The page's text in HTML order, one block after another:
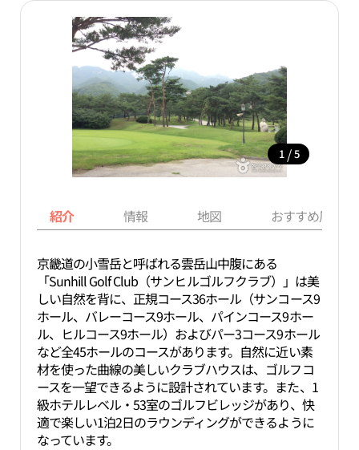
1 / 5
紹介 情報 地図 おすすめ周辺
京畿道の小雪岳と呼ばれる雲岳山中腹にある
「Sunhill Golf Club（サンヒルゴルフクラブ）」は美
しい自然を背に、正規コース36ホール（サンコース9
ホール、バレーコース9ホール、パインコース9ホー
ル、ヒルコース9ホール）およびパー3コース9ホール
など全45ホールのコースがあります。自然に近い素
材を使った曲線の美しいクラブハウスは、ゴルフコ
ースを一望できるように設計されています。また、1
級ホテルレベル・53室のゴルフビレッジがあり、快
適で楽しい1泊2日のラウンディングができるように
なっています。